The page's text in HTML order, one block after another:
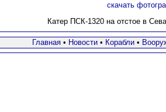
скачать
Катер ПСК-1320 на отстое в
Главная• Новости• Корабли•